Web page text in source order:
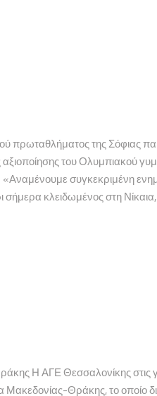
πρωταθλήματος της
του Ολυμπιακού
συγκεκριμένη
κλειδωμένος στη
Η ΑΓΕ Θεσσαλονίκης στις
Θράκης, το οποίο